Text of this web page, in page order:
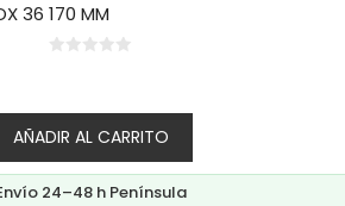
36 170 MM
AÑADIR AL CARRITO
24–48 h Península